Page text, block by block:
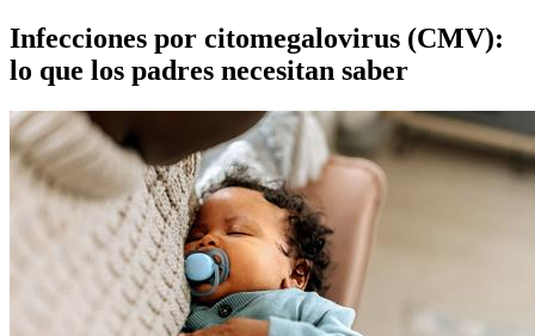
Infecciones por citomegalovirus (CMV):
lo que los padres necesitan saber